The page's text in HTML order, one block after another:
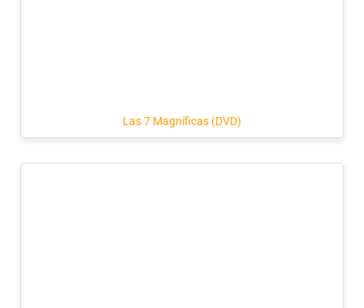
Las 7 Magníficas (DVD)